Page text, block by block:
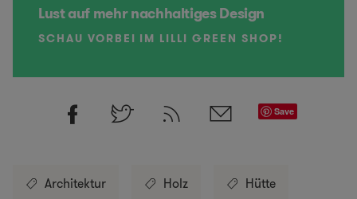
Lust auf mehr nachhaltiges Design
SCHAU VORBEI IM LILLI GREEN SHOP!
Save
Architektur Holz Hütte